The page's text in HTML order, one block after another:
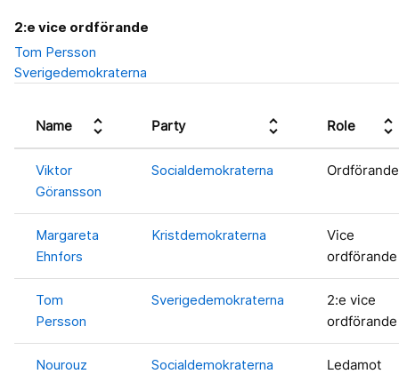
2:e vice ordförande
Tom Persson
Sverigedemokraterna
Name unfold_more Party unfold_more Role unfold_more
Viktor
Göransson
Socialdemokraterna Ordförande
Margareta
Ehnfors
Kristdemokraterna
Vice
ordförande
Tom
Persson
Sverigedemokraterna
2:e vice
ordförande
Nourouz
Socialdemokraterna Ledamot